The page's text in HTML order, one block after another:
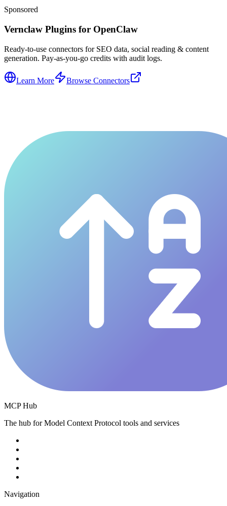
Sponsored
Vernclaw Plugins for OpenClaw
Ready-to-use connectors for SEO data, social reading & content
generation. Pay-as-you-go credits with audit logs.
Learn More Browse Connectors
MCP Hub
The hub for Model Context Protocol tools and services
Navigation